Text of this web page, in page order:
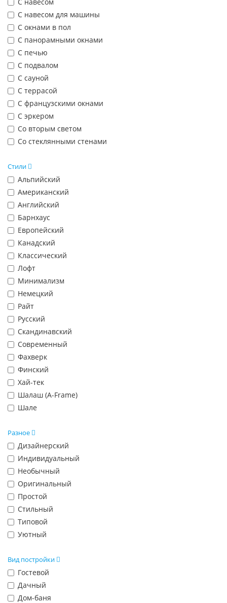
С навесом для машины
С окнами в пол
С панорамными окнами
С печью
С подвалом
С сауной
С террасой
С французскими окнами
С эркером
Со вторым светом
Со стеклянными стенами
Стили
Альпийский
Американский
Английский
Барнхаус
Европейский
Канадский
Классический
Лофт
Минимализм
Немецкий
Райт
Русский
Скандинавский
Современный
Фахверк
Финский
Хай-тек
Шалаш (A-Frame)
Шале
Разное
Дизайнерский
Индивидуальный
Необычный
Оригинальный
Простой
Стильный
Типовой
Уютный
Вид постройки
Гостевой
Дачный
Дом-баня